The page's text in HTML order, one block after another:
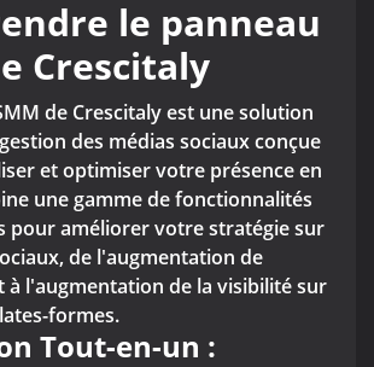
le panneau
Crescitaly
de Crescitaly est une solution
des médias sociaux conçue
et optimiser votre présence en
une gamme de fonctionnalités
pour améliorer votre stratégie sur
de l'augmentation de
à l'augmentation de la visibilité sur
formes.
Tout-en-un :